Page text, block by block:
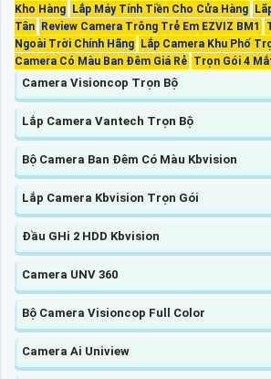
Kho Hàng
Lắp Máy Tính Tiền Cho Cửa Hàng
Tân
Review Camera Trông Trẻ Em EZVIZ BM1
Ngoài Trời Chính Hãng
Lắp Camera Khu Phố
Camera Có Màu Ban Đêm Giá Rẻ Trọn Gói 4
Camera Visioncop Trọn Bộ
Lắp Camera Vantech Trọn Bộ
Bộ Camera Ban Đêm Có Màu Kbvision
Lắp Camera Kbvision Trọn Gói
Đầu GHi 2 HDD Kbvision
Camera UNV 360
Bộ Camera Visioncop Full Color
Camera Ai Uniview